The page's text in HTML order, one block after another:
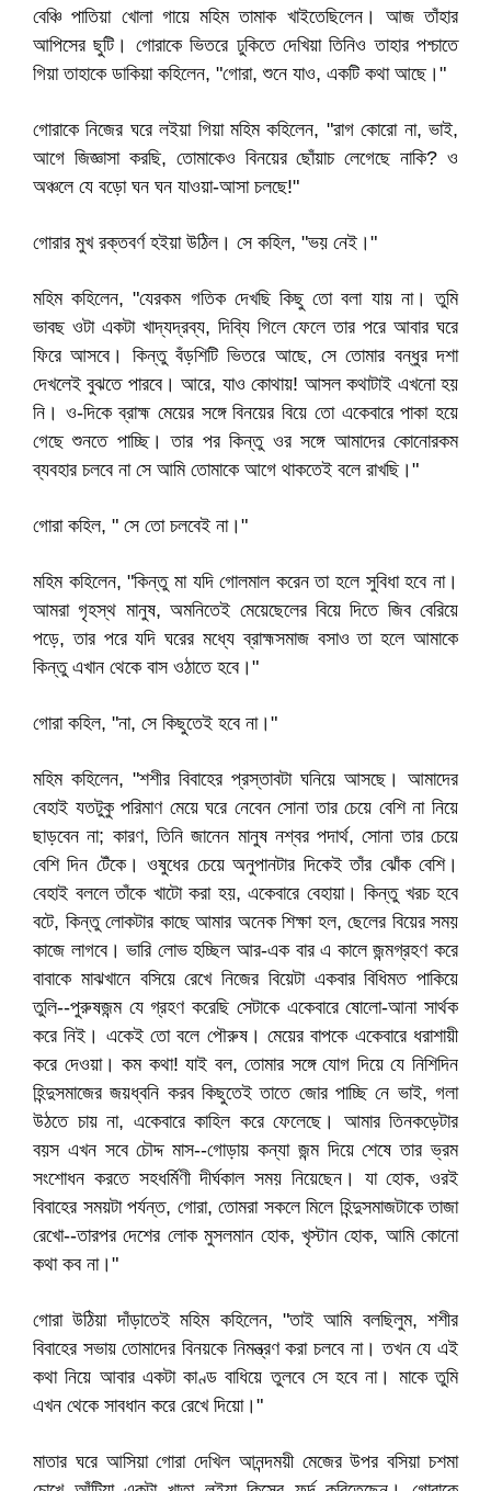
বেঞ্চি পাতিয়া খোলা গায়ে মহিম তামাক খাইতেছিলেন। আজ তাঁহার
আপিসের ছুটি। গোরাকে ভিতরে ঢুকিতে দেখিয়া তিনিও তাহার পশ্চাতে
গিয়া তাহাকে ডাকিয়া কহিলেন, "গোরা, শুনে যাও, একটি কথা আছে।"
গোরাকে নিজের ঘরে লইয়া গিয়া মহিম কহিলেন, "রাগ কোরো না, ভাই,
আগে জিজ্ঞাসা করছি, তোমাকেও বিনয়ের ছোঁয়াচ লেগেছে নাকি? ও
অঞ্চলে যে বড়ো ঘন ঘন যাওয়া-আসা চলছে!"
গোরার মুখ রক্তবর্ণ হইয়া উঠিল। সে কহিল, "ভয় নেই।"
মহিম কহিলেন, "যেরকম গতিক দেখছি কিছু তো বলা যায় না। তুমি
ভাবছ ওটা একটা খাদ্যদ্রব্য, দিব্যি গিলে ফেলে তার পরে আবার ঘরে
ফিরে আসবে। কিন্তু বঁড়শিটি ভিতরে আছে, সে তোমার বন্ধুর দশা
দেখলেই বুঝতে পারবে। আরে, যাও কোথায়! আসল কথাটাই এখনো হয়
নি। ও-দিকে ব্রাহ্ম মেয়ের সঙ্গে বিনয়ের বিয়ে তো একেবারে পাকা হয়ে
গেছে শুনতে পাচ্ছি। তার পর কিন্তু ওর সঙ্গে আমাদের কোনোরকম
ব্যবহার চলবে না সে আমি তোমাকে আগে থাকতেই বলে রাখছি।"
গোরা কহিল, " সে তো চলবেই না।"
মহিম কহিলেন, "কিন্তু মা যদি গোলমাল করেন তা হলে সুবিধা হবে না।
আমরা গৃহস্থ মানুষ, অমনিতেই মেয়েছেলের বিয়ে দিতে জিব বেরিয়ে
পড়ে, তার পরে যদি ঘরের মধ্যে ব্রাহ্মসমাজ বসাও তা হলে আমাকে
কিন্তু এখান থেকে বাস ওঠাতে হবে।"
গোরা কহিল, "না, সে কিছুতেই হবে না।"
মহিম কহিলেন, "শশীর বিবাহের প্রস্তাবটা ঘনিয়ে আসছে। আমাদের
বেহাই যতটুকু পরিমাণ মেয়ে ঘরে নেবেন সোনা তার চেয়ে বেশি না নিয়ে
ছাড়বেন না; কারণ, তিনি জানেন মানুষ নশ্বর পদার্থ, সোনা তার চেয়ে
বেশি দিন টেঁকে। ওষুধের চেয়ে অনুপানটার দিকেই তাঁর ঝোঁক বেশি।
বেহাই বললে তাঁকে খাটো করা হয়, একেবারে বেহায়া। কিন্তু খরচ হবে
বটে, কিন্তু লোকটার কাছে আমার অনেক শিক্ষা হল, ছেলের বিয়ের সময়
কাজে লাগবে। ভারি লোভ হচ্ছিল আর-এক বার এ কালে জন্মগ্রহণ করে
বাবাকে মাঝখানে বসিয়ে রেখে নিজের বিয়েটা একবার বিধিমত পাকিয়ে
তুলি--পুরুষজন্ম যে গ্রহণ করেছি সেটাকে একেবারে ষোলো-আনা সার্থক
করে নিই। একেই তো বলে পৌরুষ। মেয়ের বাপকে একেবারে ধরাশায়ী
করে দেওয়া। কম কথা! যাই বল, তোমার সঙ্গে যোগ দিয়ে যে নিশিদিন
হিন্দুসমাজের জয়ধ্বনি করব কিছুতেই তাতে জোর পাচ্ছি নে ভাই, গলা
উঠতে চায় না, একেবারে কাহিল করে ফেলেছে। আমার তিনকড়েটার
বয়স এখন সবে চৌদ্দ মাস--গোড়ায় কন্যা জন্ম দিয়ে শেষে তার ভ্রম
সংশোধন করতে সহধর্মিণী দীর্ঘকাল সময় নিয়েছেন। যা হোক, ওরই
বিবাহের সময়টা পর্যন্ত, গোরা, তোমরা সকলে মিলে হিন্দুসমাজটাকে তাজা
রেখো--তারপর দেশের লোক মুসলমান হোক, খৃস্টান হোক, আমি কোনো
কথা কব না।"
গোরা উঠিয়া দাঁড়াতেই মহিম কহিলেন, "তাই আমি বলছিলুম, শশীর
বিবাহের সভায় তোমাদের বিনয়কে নিমন্ত্রণ করা চলবে না। তখন যে এই
কথা নিয়ে আবার একটা কাণ্ড বাধিয়ে তুলবে সে হবে না। মাকে তুমি
এখন থেকে সাবধান করে রেখে দিয়ো।"
মাতার ঘরে আসিয়া গোরা দেখিল আনন্দময়ী মেজের উপর বসিয়া চশমা